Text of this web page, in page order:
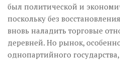
был политической и
поскольку без
вновь наладить торговые
деревней. Но рынок,
однопартийного